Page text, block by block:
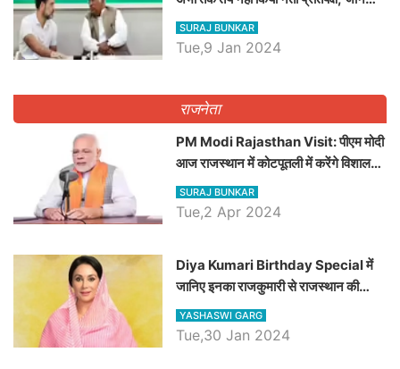
कौन होगा दावेदार
SURAJ BUNKAR
Tue,9 Jan 2024
राजनेता
PM Modi Rajasthan Visit: पीएम मोदी
आज राजस्थान में कोटपूतली में करेंगे विशाल
रैली, एक सभा से 8 सीटों पर साधेगें निशाना
SURAJ BUNKAR
Tue,2 Apr 2024
Diya Kumari Birthday Special में
जानिए इनका राजकुमारी से राजस्थान की
डिप्टी सीएम बनने तक का सफर, एक क्लिक में
जाने पूरा जीवन परिचय
YASHASWI GARG
Tue,30 Jan 2024